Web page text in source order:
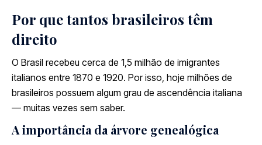
Por que tantos brasileiros têm
direito
O Brasil recebeu cerca de 1,5 milhão de imigrantes
italianos entre 1870 e 1920. Por isso, hoje milhões de
brasileiros possuem algum grau de ascendência italiana
— muitas vezes sem saber.
A importância da árvore genealógica